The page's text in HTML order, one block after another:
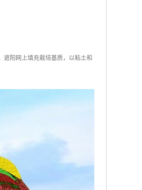
遮阳网上填充栽培基质，以粘土和